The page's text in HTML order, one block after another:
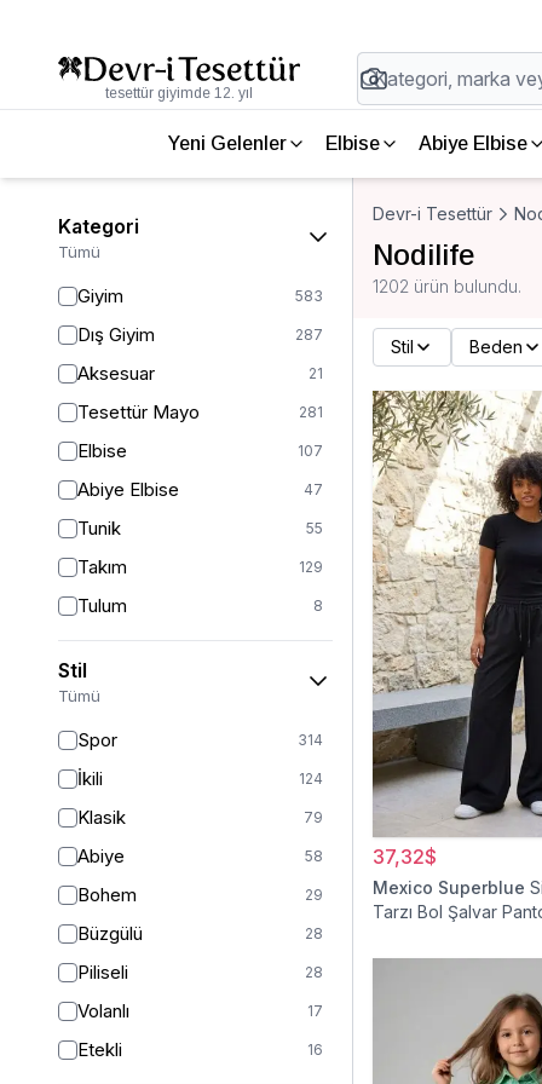
tesettür giyimde 12. yıl
Yeni Gelenler Elbise Abiye Elbise
Kategori
Tümü
Giyim 583
Dış Giyim 287
Aksesuar 21
Tesettür Mayo 281
Elbise 107
Abiye Elbise 47
Tunik 55
Takım 129
Tulum 8
Pantolon 151
Etek 19
Stil
Tümü
Spor 314
İkili 124
Klasik 79
Abiye 58
Bohem 29
Büzgülü 28
Piliseli 28
Volanlı 17
Etekli 16
Devr-i Tesettür
Nodilife
1202 ürün bulundu.
Stil Beden
37,32$
Mexico Superblue
Tarzı Bol Şalvar